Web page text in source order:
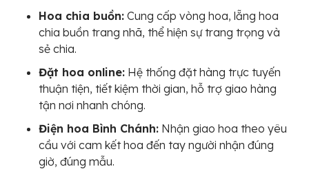
Hoa chia buồn: Cung cấp vòng hoa, lẵng hoa
chia buồn trang nhã, thể hiện sự trang trọng và
sẻ chia.
Đặt hoa online: Hệ thống đặt hàng trực tuyến
thuận tiện, tiết kiệm thời gian, hỗ trợ giao hàng
tận nơi nhanh chóng.
Điện hoa Bình Chánh: Nhận giao hoa theo yêu
cầu với cam kết hoa đến tay người nhận đúng
giờ, đúng mẫu.